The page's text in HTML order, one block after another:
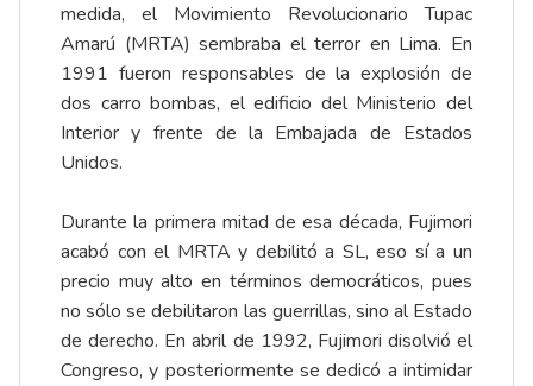
medida, el Movimiento Revolucionario Tupac
Amarú (MRTA) sembraba el terror en Lima. En
1991 fueron responsables de la explosión de
dos carro bombas, el edificio del Ministerio del
Interior y frente de la Embajada de Estados
Unidos.
Durante la primera mitad de esa década, Fujimori
acabó con el MRTA y debilitó a SL, eso sí a un
precio muy alto en términos democráticos, pues
no sólo se debilitaron las guerrillas, sino al Estado
de derecho. En abril de 1992, Fujimori disolvió el
Congreso, y posteriormente se dedicó a intimidar